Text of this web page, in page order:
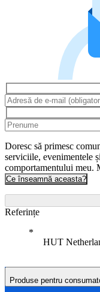
Doresc să primesc
serviciile, evenimentele
comportamentului meu.
Ce înseamnă aceasta?
Referințe
HUT
Produse pentru